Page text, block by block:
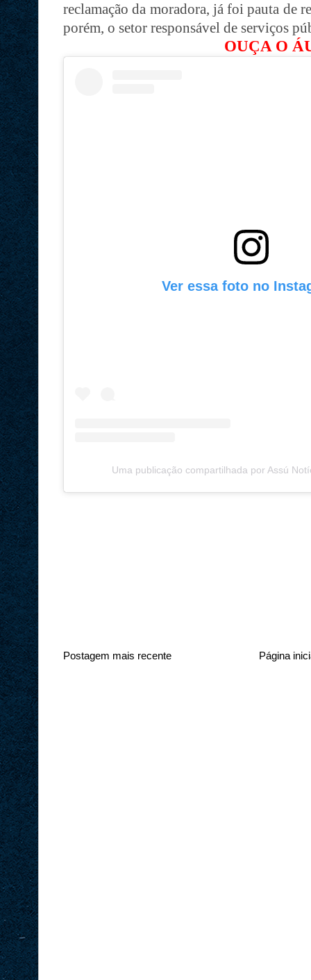
reclamação da moradora, já foi pauta de
porém, o setor responsável de serviços
OUÇA O
Ver essa foto no
Uma publicação compartilhada por Assú
Postagem mais recente Página